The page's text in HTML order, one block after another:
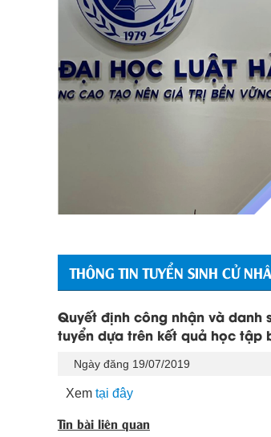
THÔNG TIN TUYỂN SINH CỬ
Quyết định công nhận và danh
tuyển dựa trên kết quả học tập
Ngày đăng 19/07/2019
Xem tại đây
Tin bài liên quan